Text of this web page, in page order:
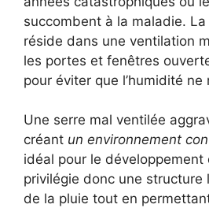
succombent à la maladie.
réside dans une ventilation
les portes et fenêtres
pour éviter que l’humidité ne
Une serre mal ventilée
créant un environnement
idéal pour le développement
privilégie donc une structure
de la pluie tout en